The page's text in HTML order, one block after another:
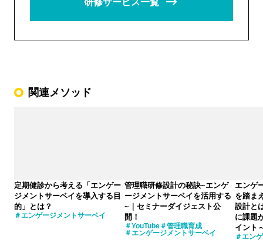
関連メソッド
定期健診から考える「エンゲー
ジメントサーベイを導入する目
的」とは？
エンゲージメントサーベイ
管理職研修設計の秘訣~エンゲ
ージメントサーベイを活用する
~｜セミナーダイジェスト公
開！
YouTube
管理職育成
エンゲージメントサーベイ
エンゲ
を踏ま
設計と
に課題
イント
エン